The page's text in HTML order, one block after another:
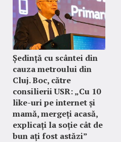
Ședință cu scântei din
cauza metroului din
Cluj. Boc, către
consilierii USR: „Cu 10
like-uri pe internet și
mamă, mergeți acasă,
explicați la soție cât de
bun ați fost astăzi”